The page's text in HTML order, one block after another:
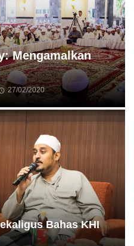
Mengamalkan
27/02/2020
Bahas KHI